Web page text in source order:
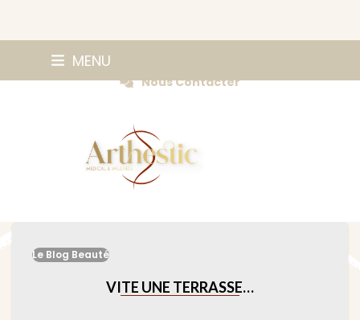
MENU
Nous Contacter
Le Blog Beauté
VITE UNE TERRASSE…